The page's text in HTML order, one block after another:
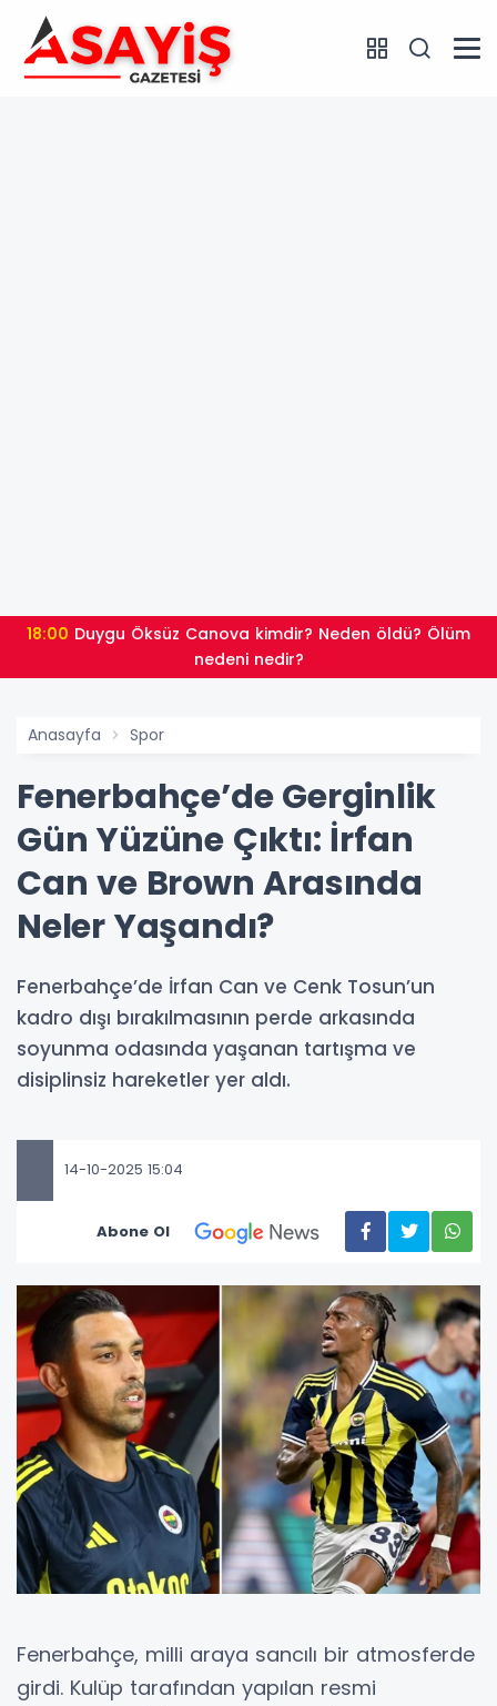
18:00
nedeni nedir?
Anasayfa Spor
Fenerbahçe’de Gerginlik
Gün Yüzüne Çıktı: İrfan
Can ve Brown Arasında
Neler Yaşandı?
Fenerbahçe’de İrfan Can ve Cenk Tosun’un
kadro dışı bırakılmasının perde arkasında
soyunma odasında yaşanan tartışma ve
disiplinsiz hareketler yer aldı.
14-10-2025 15:04
Abone Ol
Fenerbahçe, milli araya sancılı bir atmosferde
girdi. Kulüp tarafından yapılan resmi